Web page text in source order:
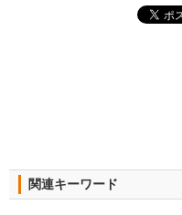
関連キーワード